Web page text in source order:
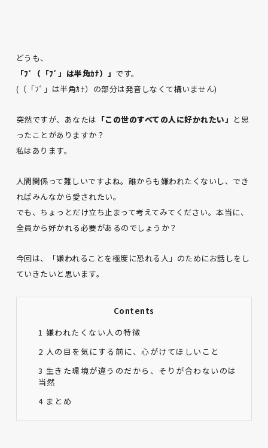
どうも、
「ﾌﾟ（「ﾌﾟ」は半角ｶﾅ）」 です。
(（「ﾌﾟ」は半角ｶﾅ）の部分は発音しなくて構いません)
突然ですが、あなたは 「この世のすべての人に好かれたい」 と思
ったことがありますか？
私はあります。
人間関係って難しいですよね。誰からも嫌われたくないし、でき
ればみんなから愛されたい。
でも、ちょっとだけ立ち止まって考えてみてください。本当に、
全員から好かれる必要があるのでしょうか？
今回は、「嫌われることを極度に恐れる人」のためにお話しをし
ていきたいと思います。
Contents
1 嫌われたくない人の特徴
2 人の目を気にする前に、心がけてほしいこと
3 生きた環境が違うのだから、そりが合わないのは
当然
4 まとめ